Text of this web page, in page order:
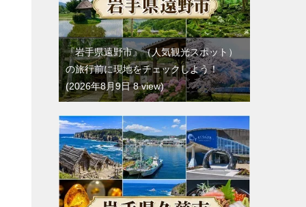
『岩手県遠野市』（人気観光スポット）
の旅行前に現地をチェックしよう！
2026年8月9日 8 view